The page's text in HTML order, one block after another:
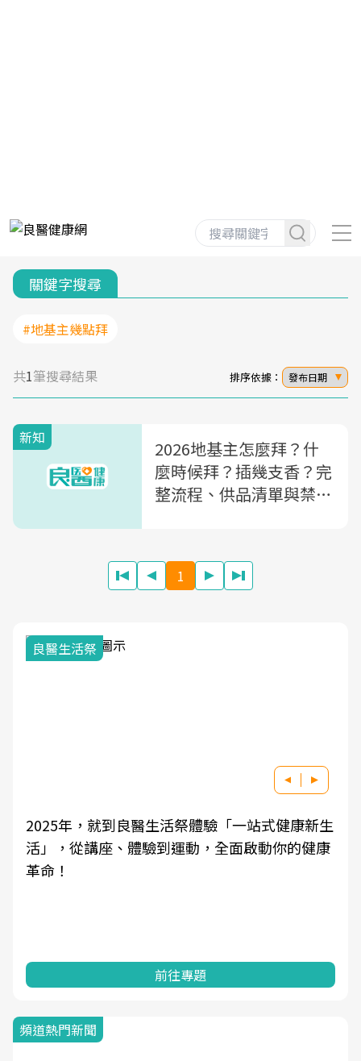
關鍵字搜尋
#地基主幾點拜
共1筆搜尋結果 排序依據： 發布日期
新知
2026地基主怎麼拜？什
麼時候拜？插幾支香？完
整流程、供品清單與禁忌
1
良醫生活祭
2025年，就到良醫生活祭體驗「一站式健康新生
活」，從講座、體驗到運動，全面啟動你的健康
革命！
前往專題
頻道熱門新聞